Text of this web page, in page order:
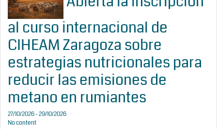
al curso internacional de
CIHEAM Zaragoza sobre
estrategias nutricionales para
reducir las emisiones de
metano en rumiantes
27/10/2026 - 29/10/2026
No content